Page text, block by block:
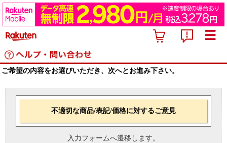
ご希望の内容をお選びいただき、次へとお進み下さい。
不適切な商品/表記/価格に対するご意見
入力フォームへ遷移します。